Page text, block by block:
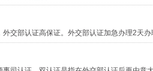
外交部认证高保证。外交部认证加急办理2天